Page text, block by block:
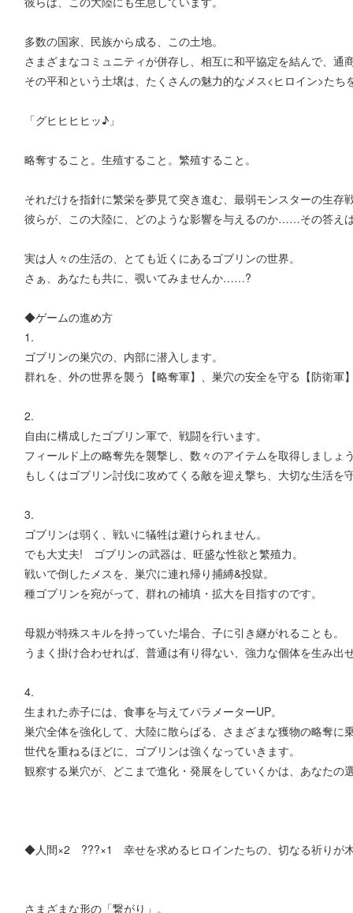
多数の国家、民族から成る、この土地。
さまざまなコミュニティが併存し、相互に和平協定を結んで、通
その平和という土壌は、たくさんの魅力的なメス<ヒロイン>た
「グヒヒヒヒッ♪」
略奪すること。生殖すること。繁殖すること。
それだけを指針に繁栄を夢見て突き進む、最弱モンスターの生存
彼らが、この大陸に、どのような影響を与えるのか……その答え
実は人々の生活の、とても近くにあるゴブリンの世界。
さぁ、あなたも共に、覗いてみませんか……?
◆ゲームの進め方
1.
ゴブリンの巣穴の、内部に潜入します。
群れを、外の世界を襲う【略奪軍】、巣穴の安全を守る【防衛軍
2.
自由に構成したゴブリン軍で、戦闘を行います。
フィールド上の略奪先を襲撃し、数々のアイテムを取得しましょ
もしくはゴブリン討伐に攻めてくる敵を迎え撃ち、大切な生活を
3.
ゴブリンは弱く、戦いに犠牲は避けられません。
でも大丈夫! ゴブリンの武器は、旺盛な性欲と繁殖力。
戦いで倒したメスを、巣穴に連れ帰り捕縛&投獄。
種ゴブリンを宛がって、群れの補填・拡大を目指すのです。
母親が特殊スキルを持っていた場合、子に引き継がれることも。
うまく掛け合わせれば、普通は有り得ない、強力な個体を生み
4.
生まれた赤子には、食事を与えてパラメーターUP。
巣穴全体を強化して、大陸に散らばる、さまざまな獲物の略奪に
世代を重ねるほどに、ゴブリンは強くなっていきます。
観察する巣穴が、どこまで進化・発展をしていくかは、あなた
◆人間×2 ???×1 幸せを求めるヒロインたちの、切なる祈りが
さまざまな形の「繋がり」。